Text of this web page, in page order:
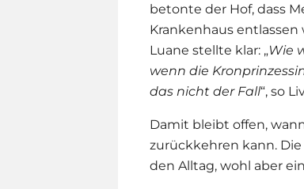
betonte der Hof, dass
Krankenhaus
Luane stellte klar: „Wie
wenn die
das nicht der Fall“, so
Damit bleibt offen,
zurückkehren kann.
den Alltag, wohl aber